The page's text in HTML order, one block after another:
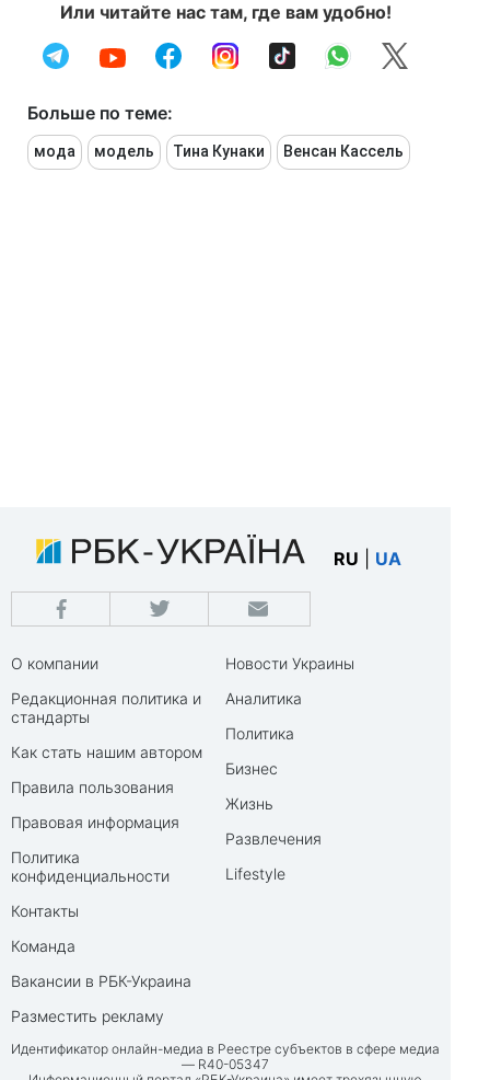
Или читайте нас там, где вам удобно!
Больше по теме:
мода модель Тина Кунаки Венсан Кассель
RU UA
О компании
Редакционная политика и
стандарты
Как стать нашим автором
Правила пользования
Правовая информация
Политика
конфиденциальности
Контакты
Команда
Вакансии в РБК-Украина
Разместить рекламу
Новости Украины
Аналитика
Политика
Бизнес
Жизнь
Развлечения
Lifestyle
Идентификатор онлайн-медиа в Реестре субъектов в сфере медиа
— R40-05347